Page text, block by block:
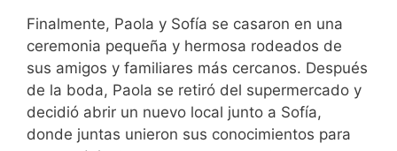
Finalmente, Paola y Sofía se casaron en una
ceremonia pequeña y hermosa rodeados de
sus amigos y familiares más cercanos. Después
de la boda, Paola se retiró del supermercado y
decidió abrir un nuevo local junto a Sofía,
donde juntas unieron sus conocimientos para